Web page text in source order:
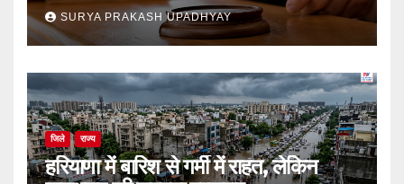
SURYA PRAKASH UPADHYAY
जिले राज्य
हरियाणा में बारिश से गर्मी में राहत, लेकिन